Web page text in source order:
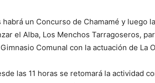
habrá un Concurso de Chamamé y luego
el Alba, Los Menchos Tarragoseros,
Comunal con la actuación de La
las 11 horas se retomará la actividad